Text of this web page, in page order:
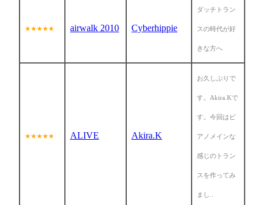
★★★★★ airwalk 2010 Cyberhippie
ダッチトラン
スの時代が好
きな方へ
★★★★★ ALIVE Akira.K
お久しぶりで
す。Akira.Kで
す。今回はピ
アノメインな
感じのトラン
スを作ってみ
まし..